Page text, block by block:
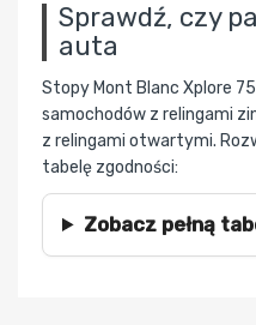
Sprawdź, czy
auta
Stopy Mont Blanc Xplore
samochodów z relingami
z relingami otwartymi.
tabelę zgodności:
Zobacz pełną